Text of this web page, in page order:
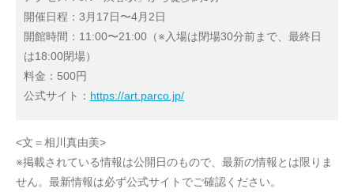
開催日程：3月17日〜4月2日
開館時間：11:00〜21:00（※入場は閉場30分前まで、最終日
は18:00閉場）
料金：500円
公式サイト： https://art.parco.jp/
<文＝相川真由美>
※掲載されている情報は公開日のもので、最新の情報とは限りま
せん。最新情報は必ず公式サイトでご確認ください。